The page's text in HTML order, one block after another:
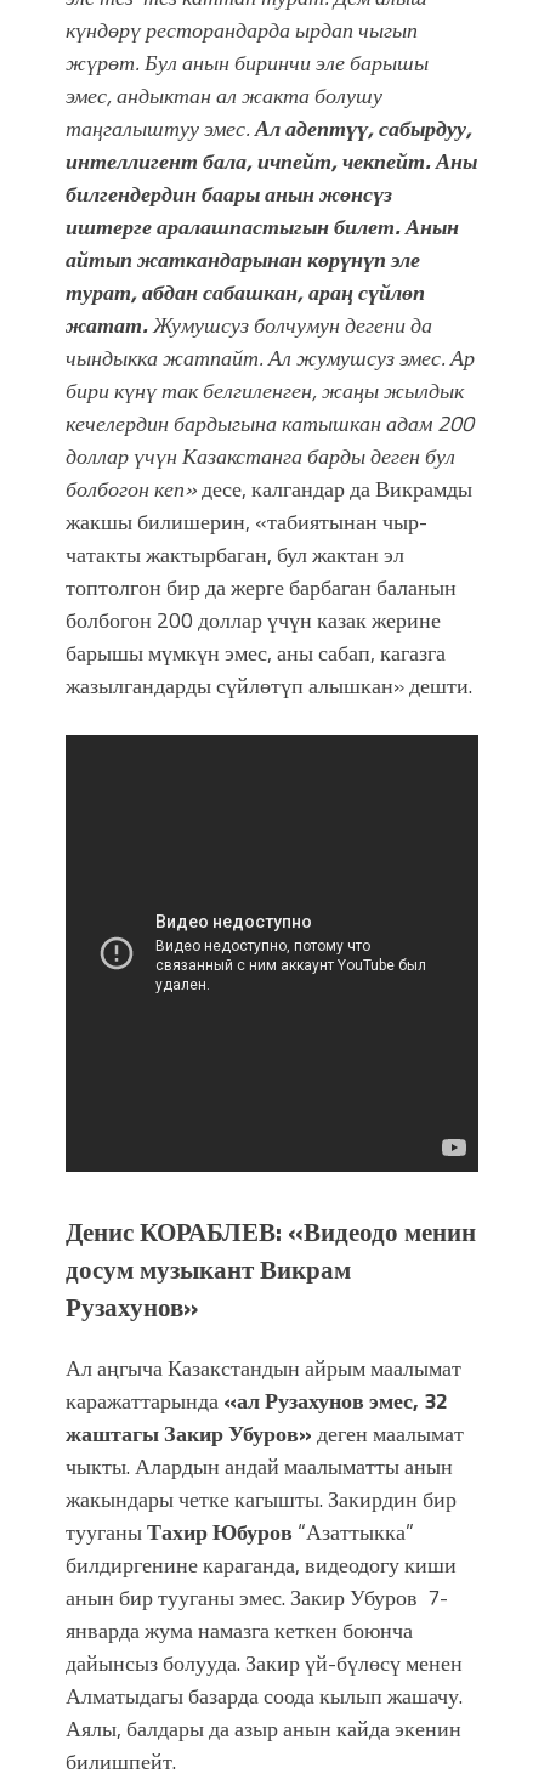
күндөрү ресторандарда ырдап чыгып
жүрөт. Бул анын биринчи эле барышы
эмес, андыктан ал жакта болушу
таңгалыштуу эмес.Ал адептүү, сабырдуу,
интеллигент бала, ичпейт, чекпейт. Аны
билгендердин баары анын жөнсүз
иштерге аралашпастыгын билет. Анын
айтып жаткандарынан көрүнүп эле
турат, абдан сабашкан, араң сүйлөп
жатат.Жумушсуз болчумун дегени да
чындыкка жатпайт. Ал жумушсуз эмес. Ар
бири күнү так белгиленген, жаңы жылдык
кечелердин бардыгына катышкан адам 200
доллар үчүн Казакстанга барды деген бул
болбогон кеп»десе, калгандар да Викрамды
жакшы билишерин, «табиятынан чыр-
чатакты жактырбаган, бул жактан эл
топтолгон бир да жерге барбаган баланын
болбогон 200 доллар үчүн казак жерине
барышы мүмкүн эмес, аны сабап, кагазга
жазылгандарды сүйлөтүп алышкан» дешти.
Денис КОРАБЛЕВ: «Видеодо менин
досум музыкант Викрам
Рузахунов»
Ал аңгыча Казакстандын айрым маалымат
каражаттарында«ал Рузахунов эмес, 32
жаштагы Закир Убуров»деген маалымат
чыкты. Алардын андай маалыматты анын
жакындары четке кагышты. Закирдин бир
тууганыТахир Юбуров “Азаттыкка”
билдиргенине караганда, видеодогу киши
анын бир тууганы эмес. Закир Убуров 7-
январда жума намазга кеткен боюнча
дайынсыз болууда. Закир үй-бүлөсү менен
Алматыдагы базарда соода кылып жашачу.
Аялы, балдары да азыр анын кайда экенин
билишпейт.